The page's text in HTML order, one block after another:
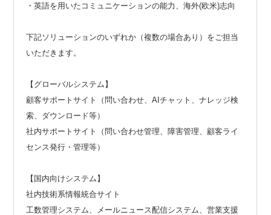
・英語を用いたコミュニケーションの能力、海外(欧米)志向
下記ソリューションのいずれか（複数の場合あり）をご担当
いただきます。
【グローバルシステム】
顧客サポートサイト（問い合わせ、AIチャット、ナレッジ検
索、ダウンロード等）
社内サポートサイト（問い合わせ管理、障害管理、顧客ライ
センス発行・管理等）
【国内向けシステム】
社内技術系情報統合サイト
工数管理システム、メールニュース配信システム、営業支援